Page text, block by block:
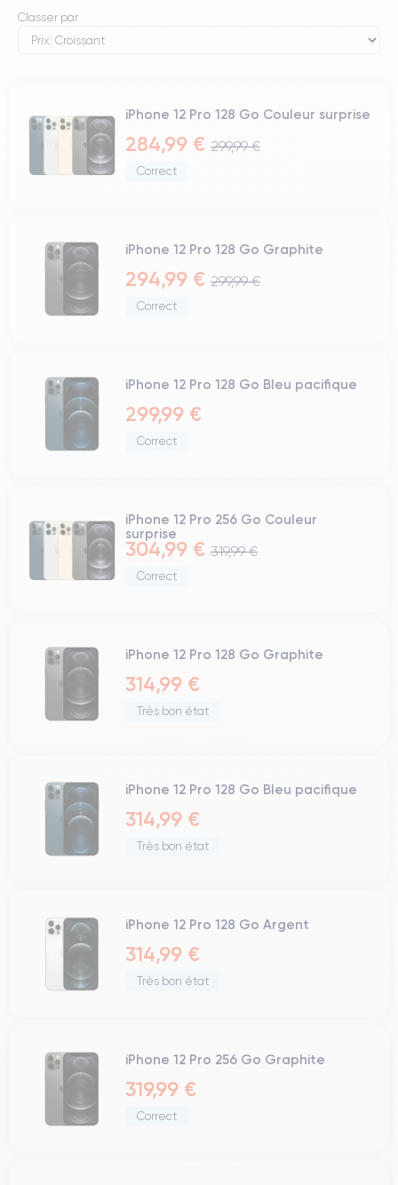
Classer par
iPhone 12 Pro 128 Go Couleur surprise
284,99 € 299,99 €
Correct
iPhone 12 Pro 128 Go Graphite
294,99 € 299,99 €
Correct
iPhone 12 Pro 128 Go Bleu pacifique
299,99 €
Correct
iPhone 12 Pro 256 Go Couleur
surprise
304,99 € 319,99 €
Correct
iPhone 12 Pro 128 Go Graphite
314,99 €
Très bon état
iPhone 12 Pro 128 Go Bleu pacifique
314,99 €
Très bon état
iPhone 12 Pro 128 Go Argent
314,99 €
Très bon état
iPhone 12 Pro 256 Go Graphite
319,99 €
Correct